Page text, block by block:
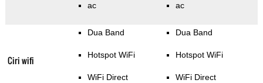
ac ac
Ciri wifi
Dua Band
Hotspot WiFi
WiFi Direct
Dua Band
Hotspot WiFi
WiFi Direct